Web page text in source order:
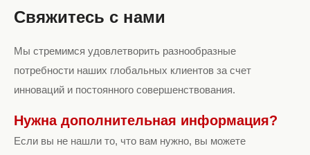
Свяжитесь с нами
Мы стремимся удовлетворить разнообразные
потребности наших глобальных клиентов за счет
инноваций и постоянного совершенствования.
Нужна дополнительная информация?
Если вы не нашли то, что вам нужно, вы можете